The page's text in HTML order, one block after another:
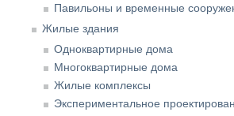
Павильоны и временные
Жилые здания
Одноквартирные дома
Многоквартирные дома
Жилые комплексы
Экспериментальное